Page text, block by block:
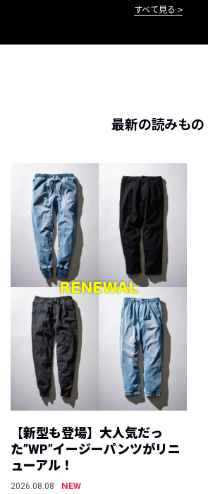
すべて見る
最新の読みもの
【新型も登場】大人気だっ
た”WP”イージーパンツがリニ
ューアル！
2026.08.08
NEW